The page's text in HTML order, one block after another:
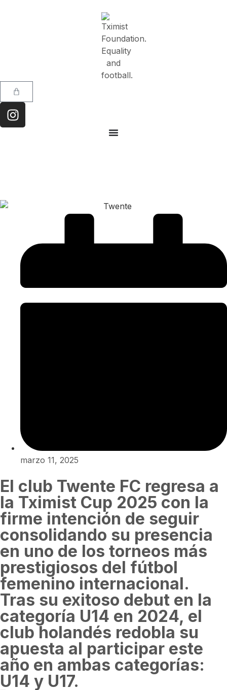
marzo 11, 2025
El club Twente FC regresa a
la Tximist Cup 2025 con la
firme intención de seguir
consolidando su presencia
en uno de los torneos más
prestigiosos del fútbol
femenino internacional.
Tras su exitoso debut en la
categoría U14 en 2024, el
club holandés redobla su
apuesta al participar este
año en ambas categorías:
U14 y U17.